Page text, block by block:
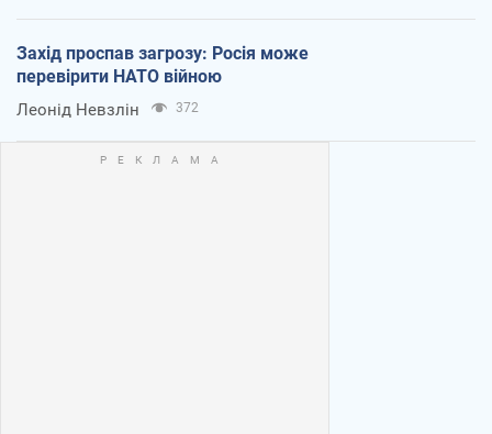
Захід проспав загрозу: Росія може
перевірити НАТО війною
Леонід Невзлін 372